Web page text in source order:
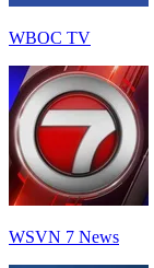
WBOC TV
WSVN 7 News